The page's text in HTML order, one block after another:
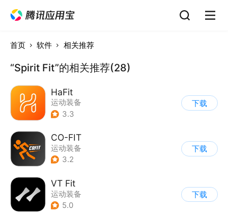
首页 软件 相关推荐
“Spirit Fit”的相关推荐(28)
HaFit
运动装备
3.3
下载
CO-FIT
运动装备
3.2
下载
VT Fit
运动装备
5.0
下载